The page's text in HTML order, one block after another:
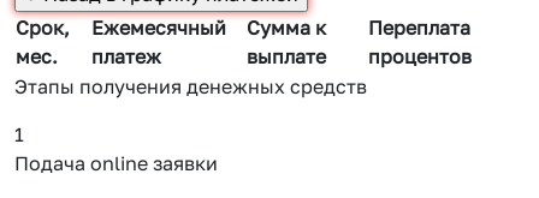
Срок,
мес.
Ежемесячный
платеж
Сумма к
выплате
Переплата
процентов
Этапы получения денежных средств
1
Подача online заявки